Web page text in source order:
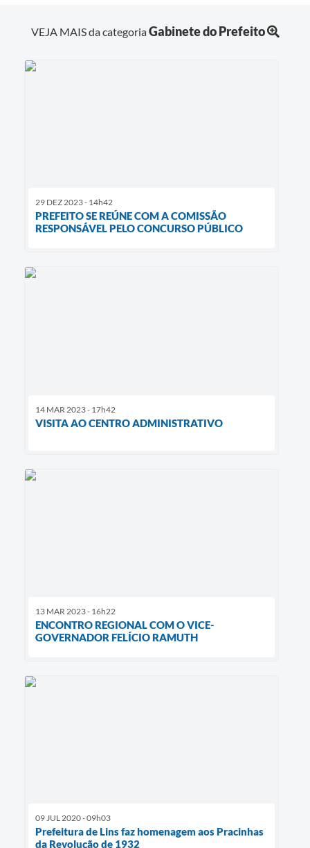
VEJA MAIS da categoriaGabinete do Prefeito
29 DEZ 2023 - 14h42
PREFEITO SE REÚNE COM A COMISSÃO
RESPONSÁVEL PELO CONCURSO PÚBLICO
14 MAR 2023 - 17h42
VISITA AO CENTRO ADMINISTRATIVO
13 MAR 2023 - 16h22
ENCONTRO REGIONAL COM O VICE-
GOVERNADOR FELÍCIO RAMUTH
09 JUL 2020 - 09h03
Prefeitura de Lins faz homenagem aos Pracinhas
da Revolução de 1932